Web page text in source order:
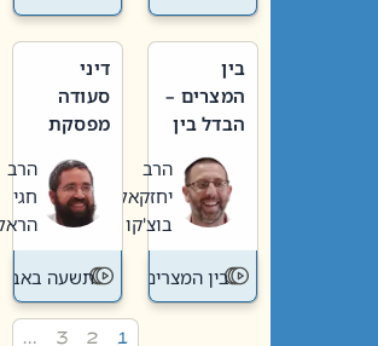
בין
המצרים –
הבדל בין
חדשה
לישנה
הרב
יחזקאל
בוצ'קו
בין המצרים
דיני
סעודה
מפסקת
תשעה
באב
הרב
חגי
הראל
תשעה באב